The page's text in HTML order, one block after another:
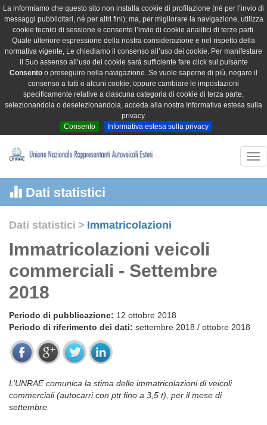
La informiamo che questo sito non installa cookie di profilazione (né per l’invio di
messaggi pubblicitari, né per altri fini); ma, per migliorare la navigazione, utilizza
cookie tecnici di sessione e consente l’invio di cookie analitici di terze parti.
Quale ulteriore espressione della nostra considerazione e nel rispetto della
normativa vigente, Le chiediamo il consenso all’uso dei cookie. Per manifestare
il Suo assenso all’uso dei cookie sarà sufficiente fare click sul pulsante
Consento o proseguire nella navigazione. Se vuole saperne di più, negare il
consenso a tutti o alcuni cookie, oppure cambiare le impostazioni
specificamente relative a ciascuna categoria di cookie di terza parte,
selezionandola o deselezionandola, acceda alla nostra Informativa estesa sulla
privacy.
Consento
Informativa estesa sulla privacy
Dati statistici
Dati statistici > Immatricolazioni
Immatricolazioni veicoli
commerciali - Settembre
2018
Periodo di pubblicazione: 12 ottobre 2018
Periodo di riferimento dei dati: settembre 2018 / ottobre 2018
L’UNRAE comunica la stima delle immatricolazioni di veicoli
commerciali (autocarri con ptt fino a 3,5 t), per il mese di
settembre.